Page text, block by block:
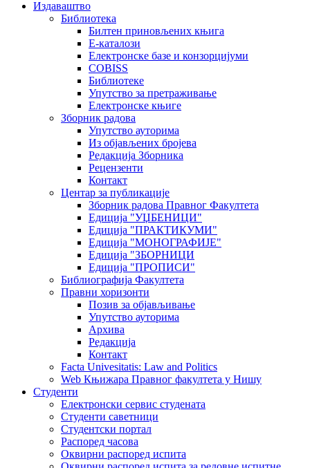
Издаваштво
Библиотека
Билтен приновљених књига
Е-каталози
Електронске базе и конзорцијуми
COBISS
Библиотеке
Упутство за претраживање
Електронске књиге
Зборник радова
Упутство ауторима
Из објављених бројева
Редакција Зборника
Рецензенти
Контакт
Центар за публикације
Зборник радова Правног Факултета
Едиција "УЏБЕНИЦИ"
Едиција "ПРАКТИКУМИ"
Едиција "МОНОГРАФИЈЕ"
Едиција "ЗБОРНИЦИ
Едиција "ПРОПИСИ"
Библиографија Факултета
Правни хоризонти
Позив за објављивање
Упутство ауторима
Архива
Редакција
Контакт
Facta Univesitatis: Law and Politics
Web Књижара Правног факултета у Нишу
Студенти
Електронски сервис студената
Студенти саветници
Студентски портал
Распоред часова
Оквирни распоред испита